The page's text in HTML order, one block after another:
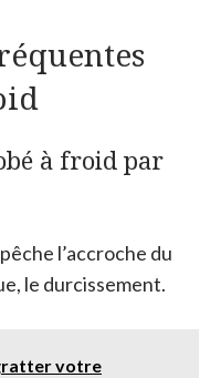
à froid par
l’accroche du
le durcissement.
votre